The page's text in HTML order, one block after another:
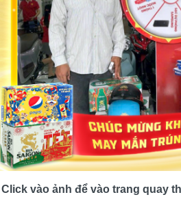
Victoria Crea
5 lượt mua
17,000,000đ 19,000,000đ
Click vào ảnh để vào trang quay